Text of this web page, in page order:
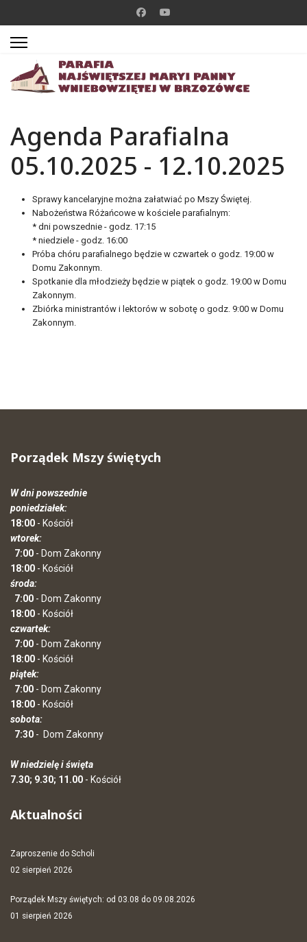
Agenda Parafialna
05.10.2025 - 12.10.2025
Sprawy kancelaryjne można załatwiać po Mszy Świętej.
Nabożeństwa Różańcowe w kościele parafialnym:
* dni powszednie - godz. 17:15
* niedziele - godz. 16:00
Próba chóru parafialnego będzie w czwartek o godz. 19:00 w
Domu Zakonnym.
Spotkanie dla młodzieży będzie w piątek o godz. 19:00 w Domu
Zakonnym.
Zbiórka ministrantów i lektorów w sobotę o godz. 9:00 w Domu
Zakonnym.
Porządek Mszy świętych
W dni powszednie
poniedziałek:
18:00 - Kościół
wtorek:
7:00 - Dom Zakonny
18:00 - Kościół
środa:
7:00 - Dom Zakonny
18:00 - Kościół
czwartek:
7:00 - Dom Zakonny
18:00 - Kościół
piątek:
7:00 - Dom Zakonny
18:00 - Kościół
sobota:
7:30 - Dom Zakonny
W niedzielę i święta
7.30; 9.30; 11.00 - Kościół
Aktualności
Zaproszenie do Scholi
02 sierpień 2026
Porządek Mszy świętych: od 03.08 do 09.08.2026
01 sierpień 2026